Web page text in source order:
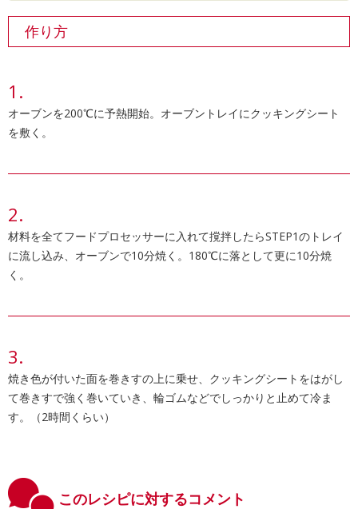
作り方
オーブンを200℃に予熱開始。オーブントレイにクッキングシート
を敷く。
材料を全てフードプロセッサーに入れて撹拌したらSTEP1のトレイ
に流し込み、オーブンで10分焼く。180℃に落として更に10分焼
く。
焼き色が付いた面を巻きすの上に乗せ、クッキングシートをはがし
て巻きすで強く巻いていき、輪ゴムなどでしっかりと止めて冷ま
す。（2時間くらい）
このレシピに対するコメント